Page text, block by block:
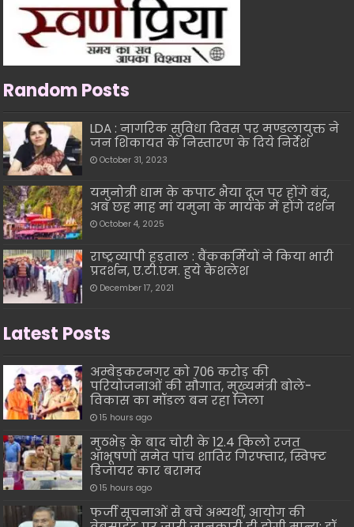
Random Posts
LDA : नागरिक सुविधा दिवस पर मण्डलायुक्त ने
जन शिकायत के निस्तारण के दिये निर्देश
October 31, 2023
यमुनोत्री धाम के कपाट भैया दूज पर होंगे बंद,
अब छह माह मां यमुना के मायके में होंगे दर्शन
October 4, 2025
राष्ट्रव्यापी हड़ताल : बैंककर्मियों ने किया भारी
प्रदर्शन, ए.टी.एम. हुये कैशलेश
December 17, 2021
Latest Posts
अम्बेडकरनगर को 706 करोड़ की
परियोजनाओं की सौगात, मुख्यमंत्री बोले-
विकास का मॉडल बन रहा जिला
15 hours ago
मुठभेड़ के बाद चोरी के 12.4 किलो रजत
आभूषणों समेत पांच शातिर गिरफ्तार, स्विफ्ट
डिजायर कार बरामद
15 hours ago
फर्जी सूचनाओं से बचें अभ्यर्थी, आयोग की